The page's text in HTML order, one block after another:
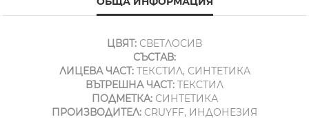
ЦВЯТ: СВЕТЛОСИВ
СЪСТАВ:
ЛИЦЕВА ЧАСТ:ТЕКСТИЛ, СИНТЕТИКА
ВЪТРЕШНА ЧАСТ: ТЕКСТИЛ
ПОДМЕТКА:СИНТЕТИКА
ПРОИЗВОДИТЕЛ: CRUYFF, ИНДОНЕЗИЯ